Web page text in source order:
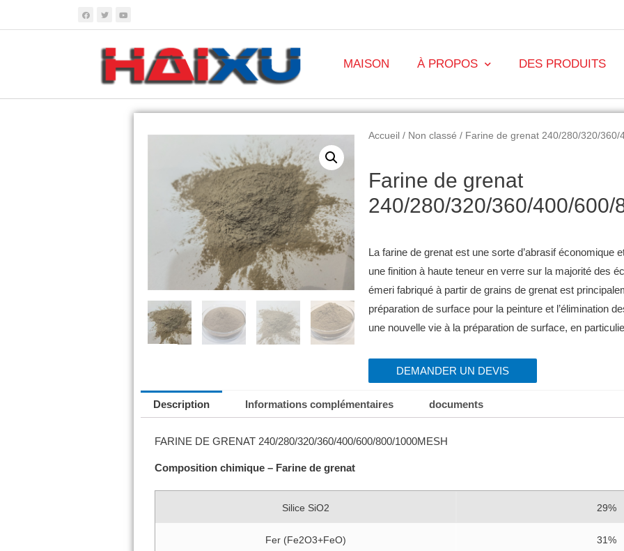
MAISON À PROPOS DES PRODUITS
Accueil / Non classé / Farine de grenat 240/280/320/360/
Farine de grenat
240/280/320/360/400/600/
La farine de grenat est une sorte d’abrasif économique
une finition à haute teneur en verre sur la majorité des
émeri fabriqué à partir de grains de grenat est
préparation de surface pour la peinture et l’élimination
une nouvelle vie à la préparation de surface, en
DEMANDER UN DEVIS
Description Informations complémentaires documents
FARINE DE GRENAT 240/280/320/360/400/600/800/1000MESH
Composition chimique – Farine de grenat
Silice SiO2 29%
Fer (Fe2O3+FeO) 31%